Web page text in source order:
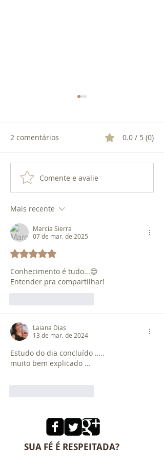
O TRIDENTE DE EXU
2 comentários 0.0 / 5 (0)
Comente e avalie
Mais recente
Marcia Sierra
07 de mar. de 2025
Avaliado com 5 de 5 estrelas.
Conhecimento é tudo...😊
Entender pra compartilhar!
Laiana Dias
13 de mar. de 2024
Estudo do dia concluído …..
muito bem explicado …
SUA FÉ É RESPEITADA?